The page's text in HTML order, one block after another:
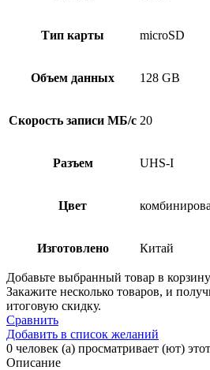
Тип карты microSD
Объем данных 128 GB
Скорость записи МБ/с 20
Разъем UHS-I
Цвет
Изготовлено Китай
Добавьте выбранный товар в
Закажите несколько товаров, и
итоговую скидку.
Сравнить
Добавить в список желаний
0 человек (а) просматривает (ют)
Описание